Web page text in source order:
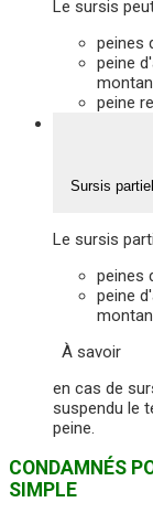
Le sursis
peines
peine
peine
Sursis partiel
Le sursis
peines
peine
À savoir
en cas de
suspendu le
peine.
CONDAMNÉS
SIMPLE